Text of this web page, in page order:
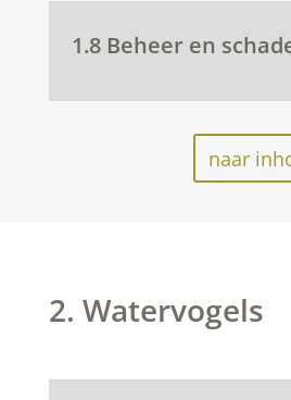
1.8 Beheer en
naar
2. Watervogels